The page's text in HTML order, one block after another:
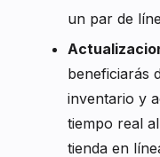
un par de
beneficiarás
inventario y
tiempo real
tienda en